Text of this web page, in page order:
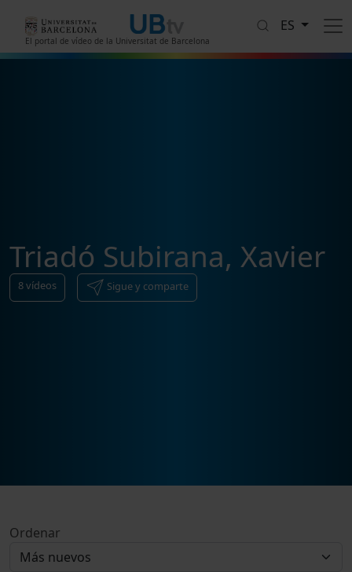
El portal de vídeo de la Universitat de Barcelona
ES
Triadó Subirana, Xavier
8vídeos Sigue y comparte
Ordenar